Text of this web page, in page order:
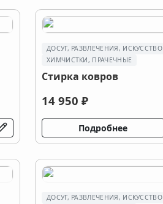
ДОСУГ, РАЗВЛЕЧЕНИЯ, ИСКУССТВО
ХИМЧИСТКИ, ПРАЧЕЧНЫЕ
Стирка ковров
14 950 ₽
Подробнее
ДОСУГ, РАЗВЛЕЧЕНИЯ, ИСКУССТВО